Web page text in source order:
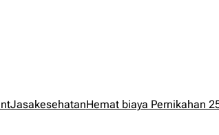
JasakesehatanHemat biaya Pernikahan